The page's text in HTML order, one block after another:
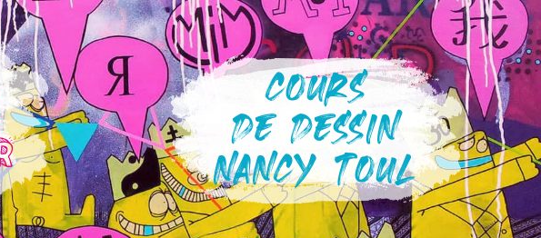
COURS
DE DESSIN
NANCY TOUL